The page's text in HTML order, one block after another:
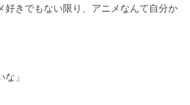
好きでもない限り、アニメなんて自分か
」